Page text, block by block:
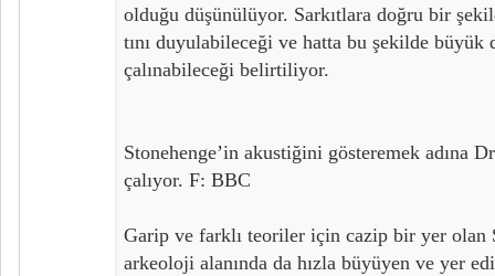
olduğu düşünülüyor. Sarkıtlara doğru bir
tını duyulabileceği ve hatta bu şekilde
çalınabileceği belirtiliyor.
Stonehenge’in akustiğini gösteremek adına
çalıyor. F: BBC
Garip ve farklı teoriler için cazip bir yer olan
arkeoloji alanında da hızla büyüyen ve yer